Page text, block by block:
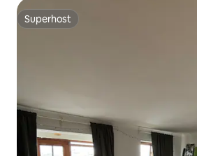
Superhost
Superhost